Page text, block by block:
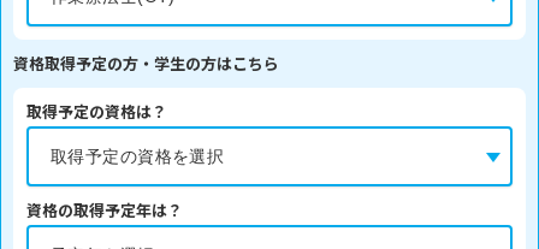
資格取得予定の方・学生の方はこちら
取得予定の資格は？
資格の取得予定年は？